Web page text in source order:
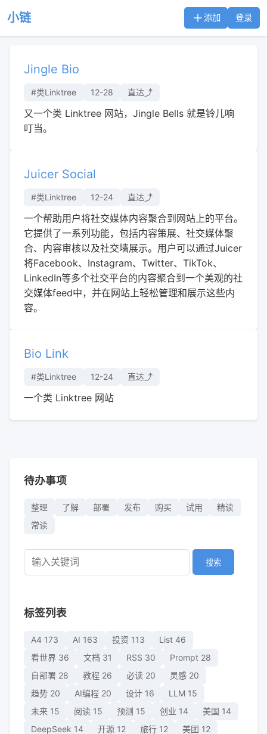
小链 添加 登录
Jingle Bio
#类Linktree 12-28 直达⤴︎
又一个类 Linktree 网站，Jingle Bells 就是铃儿响
叮当。
Juicer Social
#类Linktree 12-24 直达⤴︎
一个帮助用户将社交媒体内容聚合到网站上的平台。
它提供了一系列功能，包括内容策展、社交媒体聚
合、内容审核以及社交墙展示。用户可以通过Juicer
将Facebook、Instagram、Twitter、TikTok、
LinkedIn等多个社交平台的内容聚合到一个美观的社
交媒体feed中，并在网站上轻松管理和展示这些内
容。
Bio Link
#类Linktree 12-24 直达⤴︎
一个类 Linktree 网站
待办事项
整理 了解 部署 发布 购买 试用
精读
常读
搜索
标签列表
A4 173 AI 163 投资 113 List 46
看世界 36 文档 31 RSS 30 Prompt 28
自部署 28 教程 26 必读 20 灵感 20
趋势 20 AI编程 20 设计 16 LLM 15
未来 15 阅读 15 预测 15 创业 14 美国 14
DeepSeek 14 开源 12 旅行 12 美团 12